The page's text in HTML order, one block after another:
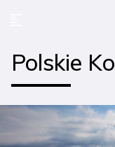
Polskie